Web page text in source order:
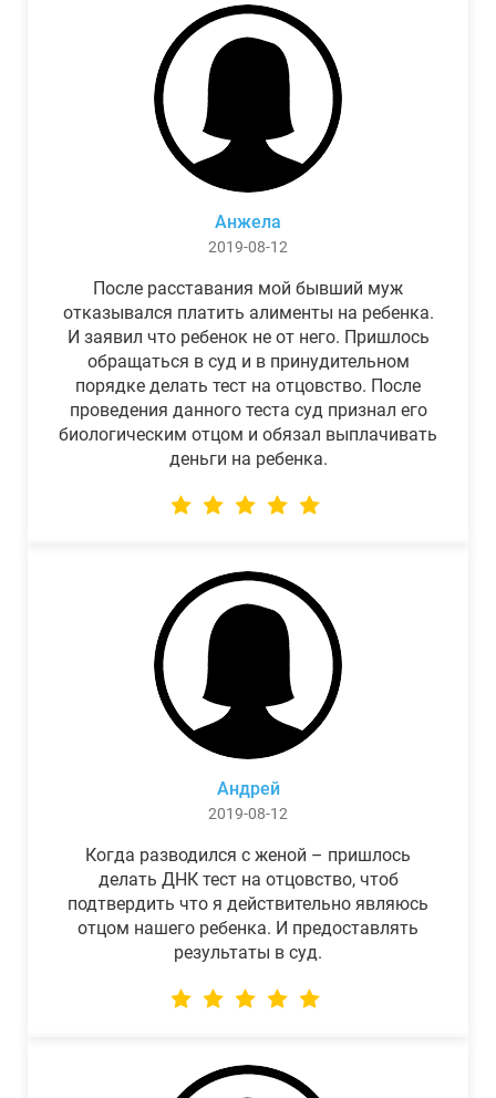
Анжела
2019-08-12
После расставания мой бывший муж
отказывался платить алименты на ребенка.
И заявил что ребенок не от него. Пришлось
обращаться в суд и в принудительном
порядке делать тест на отцовство. После
проведения данного теста суд признал его
биологическим отцом и обязал выплачивать
деньги на ребенка.
Андрей
2019-08-12
Когда разводился с женой – пришлось
делать ДНК тест на отцовство, чтоб
подтвердить что я действительно являюсь
отцом нашего ребенка. И предоставлять
результаты в суд.